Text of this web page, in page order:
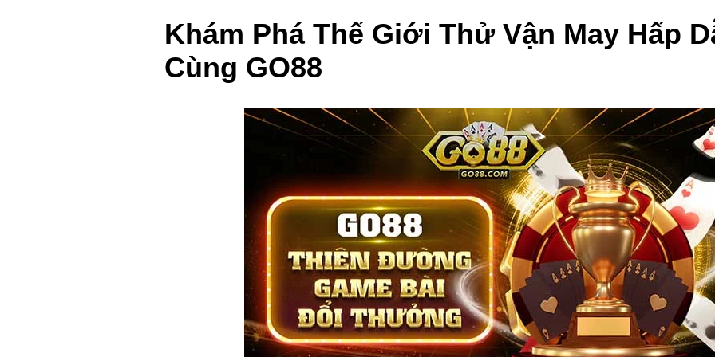
Khám Phá Thế Giới Thử Vận May Hấp
Cùng GO88